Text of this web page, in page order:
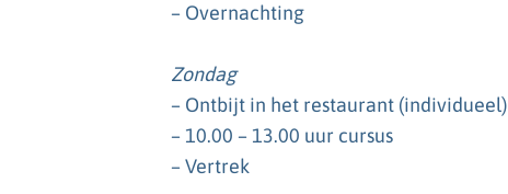
– Overnachting
Zondag
– Ontbijt in het restaurant (individueel)
– 10.00 – 13.00 uur cursus
– Vertrek